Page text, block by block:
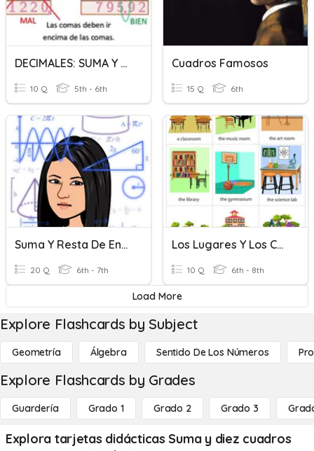
DECIMALES: SUMA Y RESTA
10 Q 5th - 6th
Cuadros Famosos
15 Q 6th
Suma Y Resta De Enteros
20 Q 6th - 7th
Los Lugares Y Los Cuartos De La Casa
10 Q 6th - 8th
Load More
Explore Flashcards by Subject
Geometría Álgebra Sentido De Los Números
Explore Flashcards by Grades
Guardería Grado 1 Grado 2 Grado 3
Explora tarjetas didácticas Suma y diez cuadros